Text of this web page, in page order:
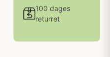
100 dages
returret